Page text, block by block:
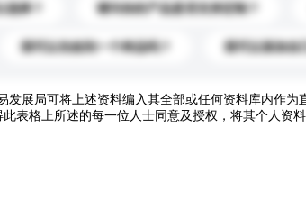
择？ 请问你的产品是否支持定制？
我可以先收到一个样品吗？ 我可以添加自
发展局可将上述资料编入其全部或任何资料库内作
表格上所述的每一位人士同意及授权，将其个人资